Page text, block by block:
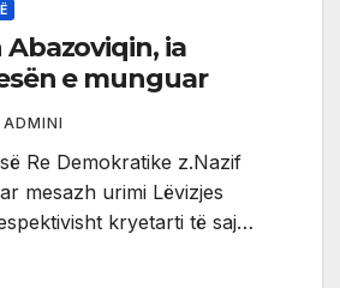
ia
e munguar
ADMINI
Re Demokratike z.Nazif
mesazh urimi Lëvizjes
kryetarti të saj…